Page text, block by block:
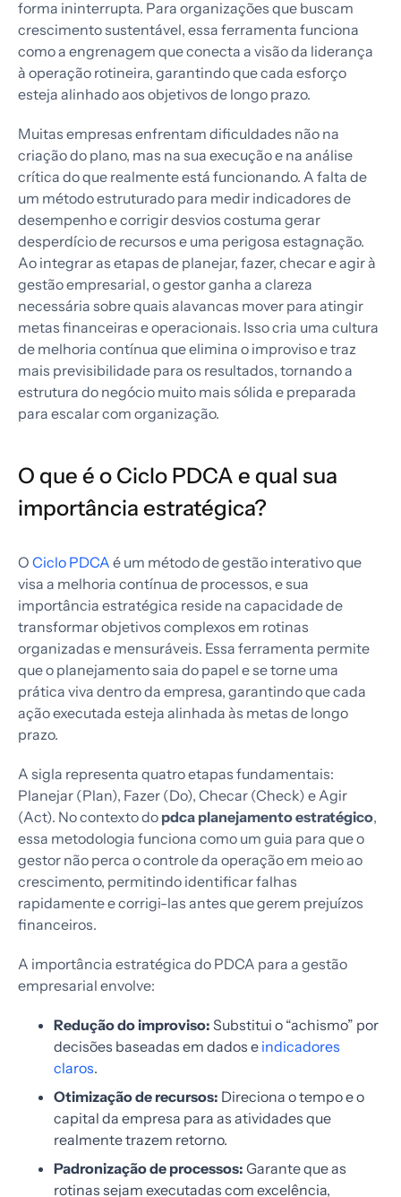
forma ininterrupta. Para organizações que buscam
crescimento sustentável, essa ferramenta funciona
como a engrenagem que conecta a visão da liderança
à operação rotineira, garantindo que cada esforço
esteja alinhado aos objetivos de longo prazo.
Muitas empresas enfrentam dificuldades não na
criação do plano, mas na sua execução e na análise
crítica do que realmente está funcionando. A falta de
um método estruturado para medir indicadores de
desempenho e corrigir desvios costuma gerar
desperdício de recursos e uma perigosa estagnação.
Ao integrar as etapas de planejar, fazer, checar e agir à
gestão empresarial, o gestor ganha a clareza
necessária sobre quais alavancas mover para atingir
metas financeiras e operacionais. Isso cria uma cultura
de melhoria contínua que elimina o improviso e traz
mais previsibilidade para os resultados, tornando a
estrutura do negócio muito mais sólida e preparada
para escalar com organização.
O que é o Ciclo PDCA e qual sua
importância estratégica?
O Ciclo PDCA é um método de gestão interativo que
visa a melhoria contínua de processos, e sua
importância estratégica reside na capacidade de
transformar objetivos complexos em rotinas
organizadas e mensuráveis. Essa ferramenta permite
que o planejamento saia do papel e se torne uma
prática viva dentro da empresa, garantindo que cada
ação executada esteja alinhada às metas de longo
prazo.
A sigla representa quatro etapas fundamentais:
Planejar (Plan), Fazer (Do), Checar (Check) e Agir
(Act). No contexto do pdca planejamento estratégico,
essa metodologia funciona como um guia para que o
gestor não perca o controle da operação em meio ao
crescimento, permitindo identificar falhas
rapidamente e corrigi-las antes que gerem prejuízos
financeiros.
A importância estratégica do PDCA para a gestão
empresarial envolve:
Redução do improviso: Substitui o “achismo” por
decisões baseadas em dados e indicadores
claros.
Otimização de recursos: Direciona o tempo e o
capital da empresa para as atividades que
realmente trazem retorno.
Padronização de processos: Garante que as
rotinas sejam executadas com excelência,